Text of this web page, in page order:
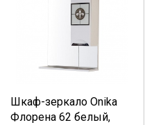
Шкаф-зеркало Onika
Флорена 62 белый,
Выберите количество:
Продолжить